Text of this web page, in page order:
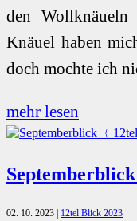
den
Knäuel haben
doch mochte ich
mehr lesen
02. 10. 2023 12tel Blick 2023